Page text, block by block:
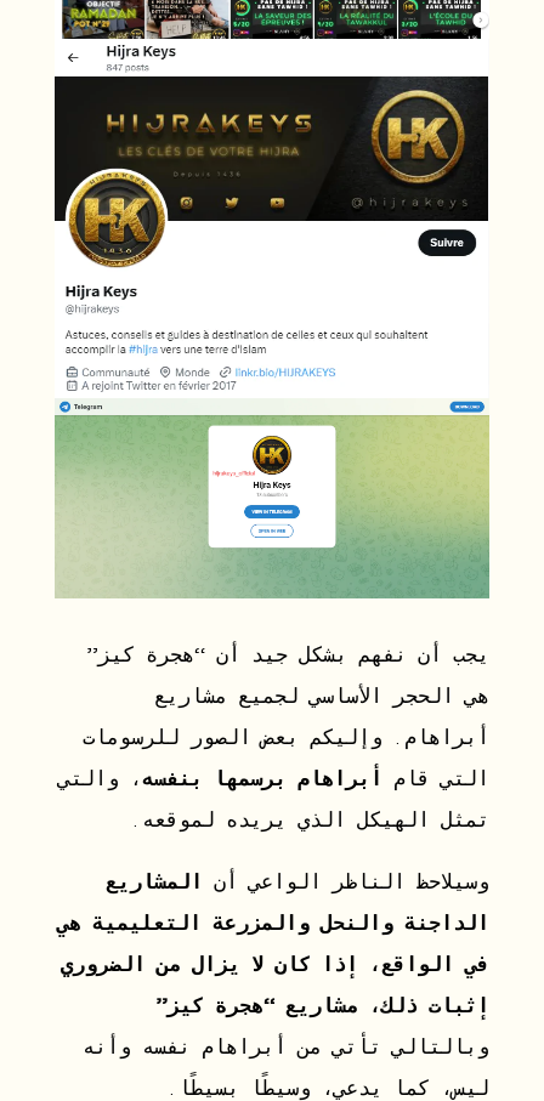
يجب أن نفهم بشكل جيد أن “هجرة كيز”
هي الحجر الأساسي لجميع مشاريع
أبراهام. وإليكم بعض الصور للرسومات
التي قام
أبراهام برسمها بنفسه، والتي
تمثل الهيكل الذي يريده لموقعه.
وسيلاحظ الناظر الواعي أن
المشاريع
الداجنة والنحل والمزرعة التعليمية هي
في الواقع، إذا كان لا يزال من الضروري
إثبات ذلك، مشاريع “هجرة كيز”
وبالتالي تأتي من أبراهام نفسه وأنه
ليس، كما يدعي، وسيطًا بسيطًا.